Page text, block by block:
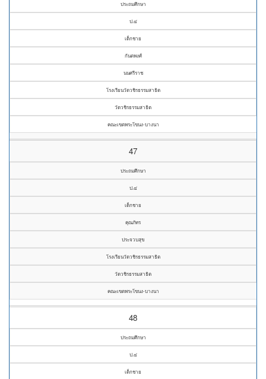
ประถมศึกษา
ป.๔
เด็กชาย
กันตพงศ์
นนศรีราช
โรงเรียนวัดวชิรธรรมสาธิต
วัดวชิรธรรมสาธิต
คณะเขตพระโขนง-บางนา
47
ประถมศึกษา
ป.๔
เด็กชาย
คุณภัทร
ประจวบสุข
โรงเรียนวัดวชิรธรรมสาธิต
วัดวชิรธรรมสาธิต
คณะเขตพระโขนง-บางนา
48
ประถมศึกษา
ป.๔
เด็กชาย